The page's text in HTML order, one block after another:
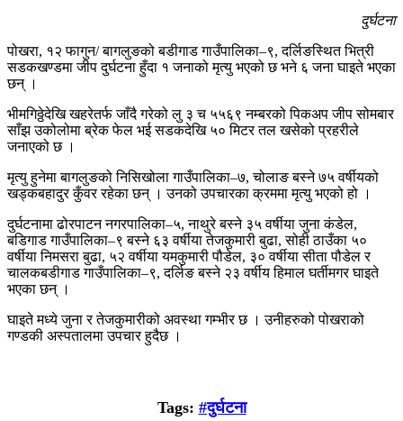
दुर्घटना
पोखरा, १२ फागुन/ बागलुङको बडीगाड गाउँपालिका–९, दर्लिङस्थित भित्री
सडकखण्डमा जीप दुर्घटना हुँदा १ जनाको मृत्यु भएको छ भने ६ जना घाइते भएका
छन् ।
भीमगिठ्ठेदेखि खहरेतर्फ जाँदै गरेको लु ३ च ५५६९ नम्बरको पिकअप जीप सोमबार
साँझ उकोलोमा ब्रेक फेल भई सडकदेखि ५० मिटर तल खसेको प्रहरीले
जनाएको छ ।
मृत्यु हुनेमा बागलुङको निसिखोला गाउँपालिका–७, चोलाङ बस्ने ७५ वर्षीयको
खड्कबहादुर कुँवर रहेका छन् । उनको उपचारका क्रममा मृत्यु भएको हो ।
दुर्घटनामा ढोरपाटन नगरपालिका–५, नाथुरे बस्ने ३५ वर्षीया जुना कंडेल,
बडिगाड गाउँपालिका–९ बस्ने ६३ वर्षीया तेजकुमारी बुढा, सोही ठाउँका ५०
वर्षीया निमसरा बुढा, ५२ वर्षीया यमकुमारी पौडेल, ३० वर्षीया सीता पौडेल र
चालकबडीगाड गाउँपालिका–९, दर्लिङ बस्ने २३ वर्षीय हिमाल घर्तीमगर घाइते
भएका छन् ।
घाइते मध्ये जुना र तेजकुमारीको अवस्था गम्भीर छ । उनीहरुको पोखराको
गण्डकी अस्पतालमा उपचार हुदैछ ।
Tags: #दुर्घटना